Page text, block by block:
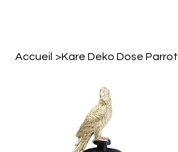
Accueil >Kare Deko Dose Parrot